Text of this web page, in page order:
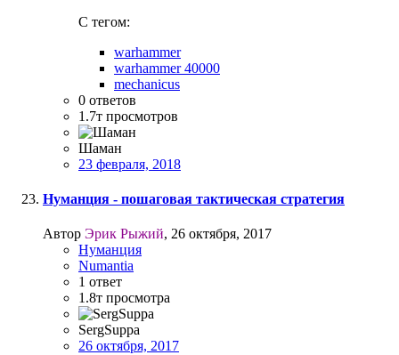
C тегом:
warhammer
warhammer 40000
mechanicus
0 ответов
1.7т просмотров
Шаман
23 февраля, 2018
Нуманция - пошаговая тактическая стратегия
Автор Эрик Рыжий, 26 октября, 2017
Нуманция
Numantia
1 ответ
1.8т просмотра
SergSuppa
26 октября, 2017